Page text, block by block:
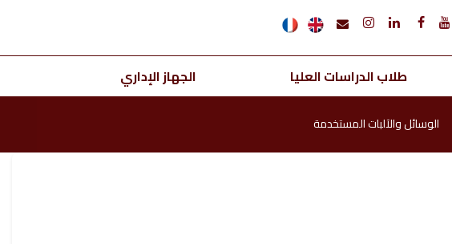
طلاب الدراسات العليا الجهاز الإداري
الوسائل والآلبات المستخدمة